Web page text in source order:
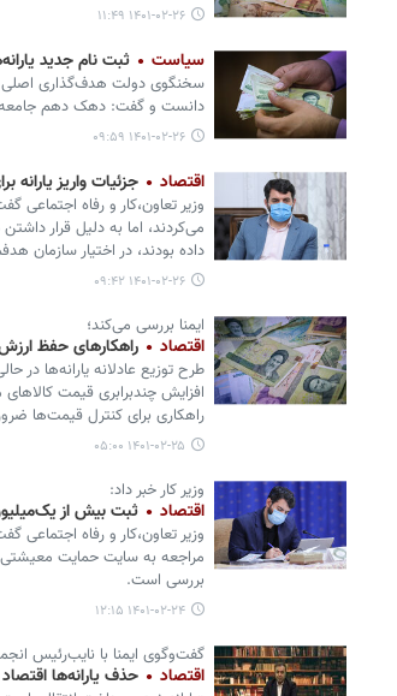
۱۴۰۱-۰۲-۲۶ ۱۱:۴۹
سیاست ثبت نام جدید
سخنگوی دولت هدف‌گذاری اصلی
دانست و گفت: دهک دهم جامعه قریب به ۲۸ برابر دهک ضعیف‌تر جامعه از
۱۴۰۱-۰۲-۲۶ ۰۹:۵۹
اقتصاد جزئیات واریز
وزیر تعاون،کار و رفاه اجتماعی
می‌کردند، اما به دلیل قرار
داده بودند، در اختیار سازمان
۱۴۰۱-۰۲-۲۶ ۰۹:۴۲
ایمنا بررسی می‌کند؛
اقتصاد راهکارهای حفظ ارزش یارانه ۴۰۰
طرح توزیع عادلانه یارانه‌ها
افزایش چندبرابری قیمت
راهکاری برای کنترل قیمت‌ها
۱۴۰۱-۰۲-۲۵ ۰۵:۰۰
وزیر کار خبر داد:
اقتصاد ثبت بیش از
وزیر تعاون،کار و رفاه اجتماعی
بررسی است.
۱۴۰۱-۰۲-۲۴ ۱۲:۱۵
گفت‌وگوی ایمنا با نایب‌رئیس
اقتصاد حذف یارانه‌ها